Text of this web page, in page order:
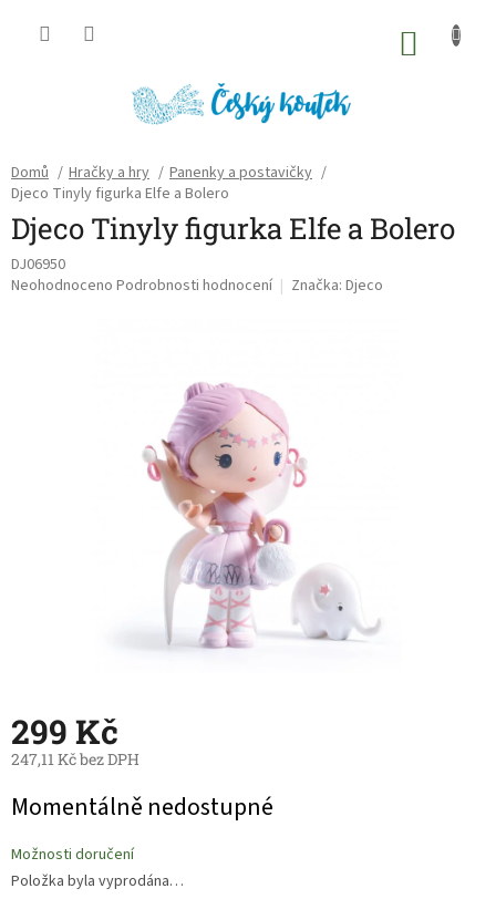
Domů / Hračky a hry / Panenky a postavičky /
Djeco Tinyly figurka Elfe a Bolero
Djeco Tinyly figurka Elfe a Bolero
DJ06950
Průměrné
Neohodnoceno Podrobnosti hodnocení Značka: Djeco
299 Kč
247,11 Kč bez DPH
cena:
Momentálně nedostupné
Možnosti doručení
Položka byla vyprodána…